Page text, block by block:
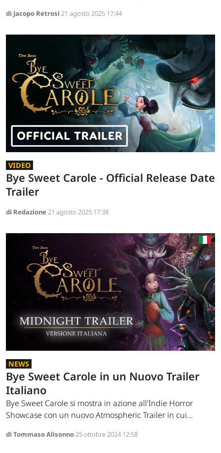
di Jacopo Retrosi 21 agosto 2025 17:44
VIDEO
Bye Sweet Carole - Official Release Date
Trailer
di Redazione21 agosto 2025 17:38
NEWS
Bye Sweet Carole in un Nuovo Trailer
Italiano
Bye Sweet Carole si mostra in azione all'Indie Horror
Showcase con un nuovo Atmospheric Trailer in cui...
di Tommaso Alisonno25 ottobre 2024 12:58